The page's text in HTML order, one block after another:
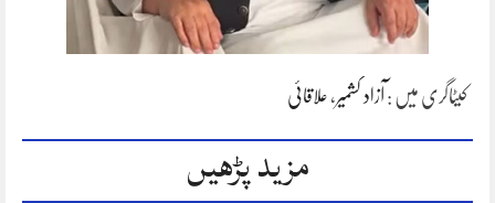
کیٹاگری میں : آزاد کشمیر ، علاقائی
مزید پڑھیں